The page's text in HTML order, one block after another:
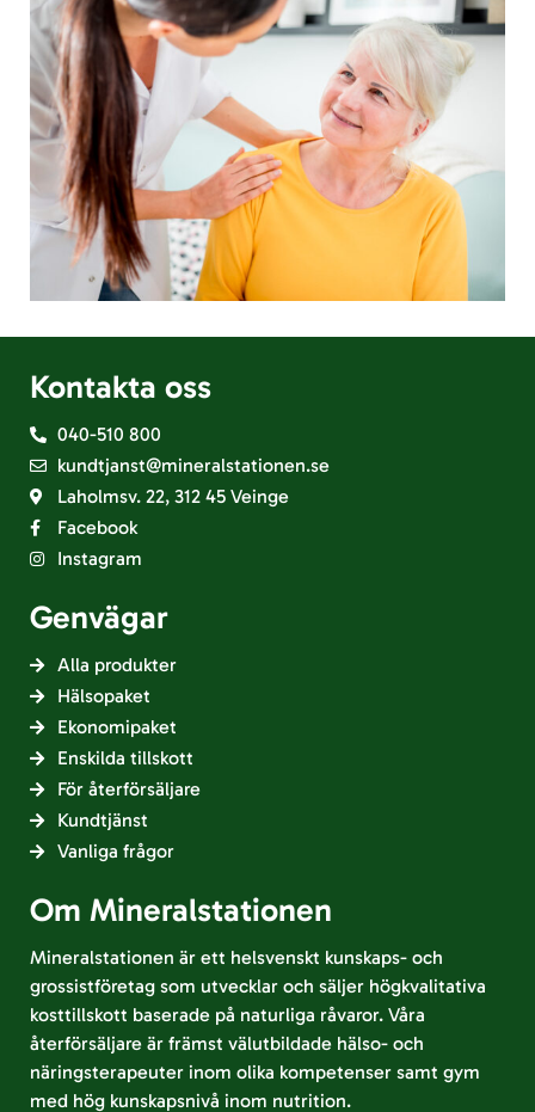
Kontakta oss
040-510 800
kundtjanst@mineralstationen.se
Laholmsv. 22, 312 45 Veinge
Facebook
Instagram
Genvägar
Alla produkter
Hälsopaket
Ekonomipaket
Enskilda tillskott
För återförsäljare
Kundtjänst
Vanliga frågor
Om Mineralstationen
Mineralstationen är ett helsvenskt kunskaps- och
grossistföretag som utvecklar och säljer högkvalitativa
kosttillskott baserade på naturliga råvaror. Våra
återförsäljare är främst välutbildade hälso- och
näringsterapeuter inom olika kompetenser samt gym
med hög kunskapsnivå inom nutrition.